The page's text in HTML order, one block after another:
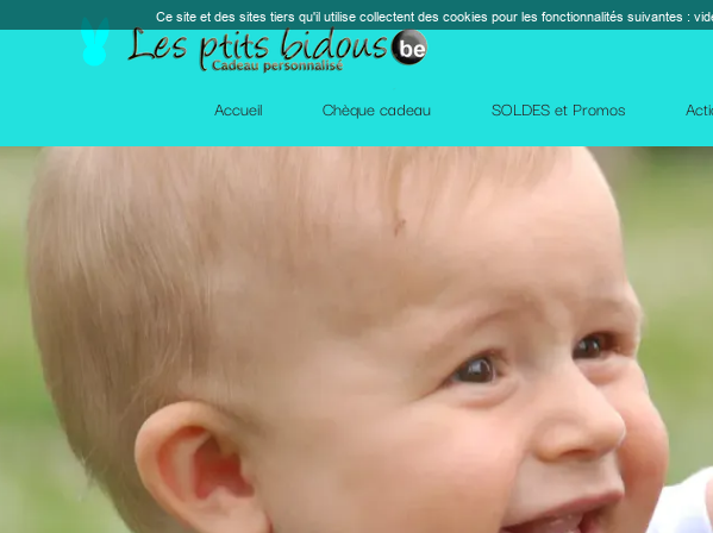
SOLDES et Promos Action Facebook Blog Des
qu'il utilise collectent des cookies pour les fonctionnalités suivantes : vidéos, cartes, réseaux sociaux, calendrier,